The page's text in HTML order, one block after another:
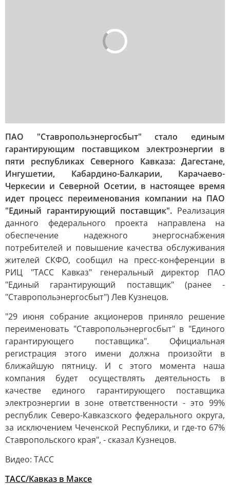
ПАО "Ставропольэнергосбыт" стало единым
гарантирующим поставщиком электроэнергии в
пяти республиках Северного Кавказа: Дагестане,
Ингушетии, Кабардино-Балкарии, Карачаево-
Черкесии и Северной Осетии, в настоящее время
идет процесс переименования компании на ПАО
"Единый гарантирующий поставщик". Реализация
данного федерального проекта направлена на
обеспечение надежного энергоснабжения
потребителей и повышение качества обслуживания
жителей СКФО, сообщил на пресс-конференции в
РИЦ "ТАСС Кавказ" генеральный директор ПАО
"Единый гарантирующий поставщик" (ранее -
"Ставропольэнергосбыт") Лев Кузнецов.
"29 июня собрание акционеров приняло решение
переименовать "Ставропольэнергосбыт" в "Единого
гарантирующего поставщика". Официальная
регистрация этого имени должна произойти в
ближайшую пятницу. И с этого момента наша
компания будет осуществлять деятельность в
качестве единого гарантирующего поставщика
электроэнергии в зоне ответственности - это 99%
республик Северо-Кавказского федерального округа,
за исключением Чеченской Республики, и где-то 67%
Ставропольского края", - сказал Кузнецов.
Видео: ТАСС
ТАСС/Кавказ в Максе